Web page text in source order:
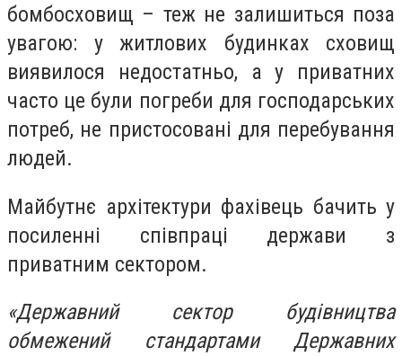
бомбосховищ – теж не залишиться поза
увагою: у житлових будинках сховищ
виявилося недостатньо, а у приватних
часто це були погреби для господарських
потреб, не пристосовані для перебування
людей.
Майбутнє архітектури фахівець бачить у
посиленні співпраці держави з
приватним сектором.
«Державний сектор будівництва
обмежений стандартами Державних